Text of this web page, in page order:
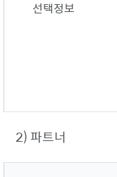
선택정보
2) 파트너